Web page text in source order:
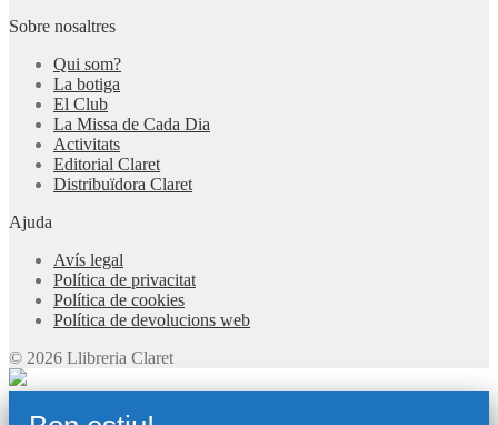
Sobre nosaltres
Qui som?
La botiga
El Club
La Missa de Cada Dia
Activitats
Editorial Claret
Distribuïdora Claret
Ajuda
Avís legal
Política de privacitat
Política de cookies
Política de devolucions web
© 2026 Llibreria Claret